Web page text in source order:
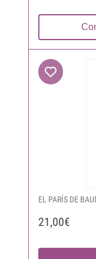
EL PARÍS DE
21,00€